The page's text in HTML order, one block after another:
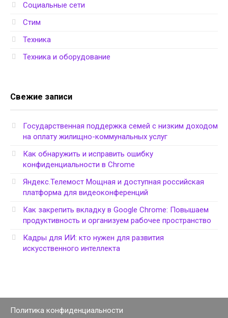
Социальные сети
Стим
Техника
Техника и оборудование
Свежие записи
Государственная поддержка семей с низким доходом
на оплату жилищно-коммунальных услуг
Как обнаружить и исправить ошибку
конфиденциальности в Chrome
Яндекс.Телемост Мощная и доступная российская
платформа для видеоконференций
Как закрепить вкладку в Google Chrome: Повышаем
продуктивность и организуем рабочее пространство
Кадры для ИИ: кто нужен для развития
искусственного интеллекта
Политика конфиденциальности